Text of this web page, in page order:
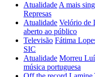
Atualidade A mais
Represas
Atualidade Velório de
aberto ao público
Televisão Fátima
SIC
Atualidade Morreu
música portuguesa